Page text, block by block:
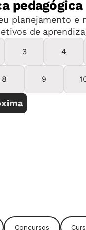
abriu concurso
funções de
Educação
Física,
área em que
R$ 1.624,61 a R$
R$ 100,00. A
Concursos